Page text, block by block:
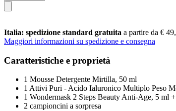
Italia: spedizione standard gratuita a partire da €
Maggiori informazioni su spedizione e consegna
Caratteristiche e proprietà
1 Mousse Detergente Mirtilla, 50 ml
1 Attivi Puri - Acido Ialuronico Multiplo Peso
1 Wondermask 2 Steps Beauty Anti-Age, 5 ml
2 campioncini a sorpresa